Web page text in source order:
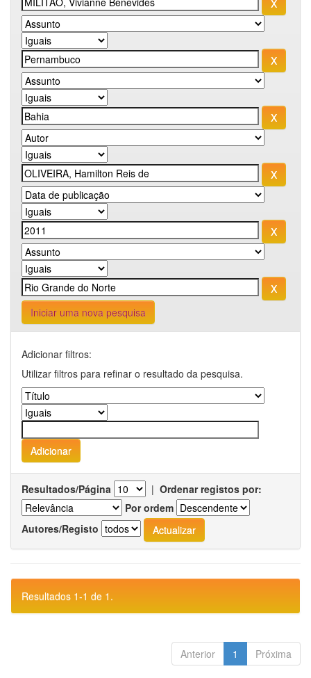
Iniciar uma nova pesquisa
Adicionar filtros:
Utilizar filtros para refinar o resultado da pesquisa.
Resultados/Página | Ordenar registos por:
Por ordem
Autores/Registo
Resultados 1-1 de 1.
Anterior 1 Próxima